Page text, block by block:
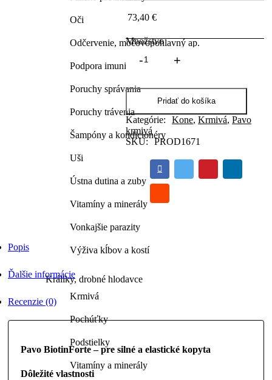
Oči
Odčervenie, močovopohlavný ap.
Podpora imunity
Poruchy správania
Poruchy trávenia
Šampóny a kondicionéry
Uši
Ústna dutina a zuby
Vitamíny a minerály
Vonkajšie parazity
Výživa kĺbov a kostí
Králiky, drobné hlodavce
Krmivá
Pochúťky
Podstielky
Vitamíny a minerály
73,40€
Množstvo
BIOTIN
NEW
quantity
Pridať do košíka
Kategórie: Kone,Krmivá,Pavo
krmivá
SKU: PROD1671
Popis
Ďalšie informácie
Recenzie (0)
Pavo BiotinForte – pre silné a elastické kopyta
Dôležité vlastnosti